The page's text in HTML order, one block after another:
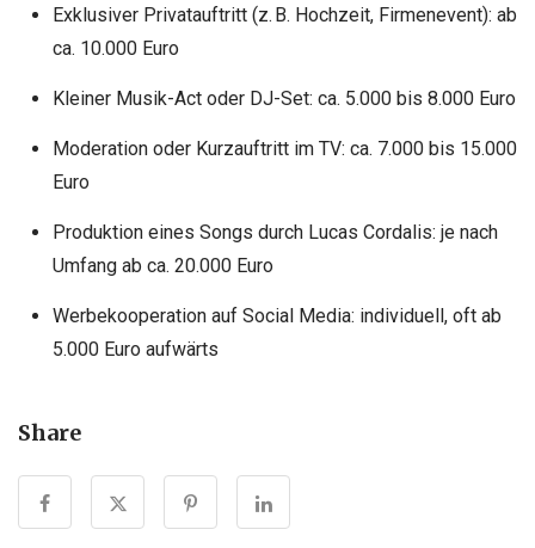
Exklusiver Privatauftritt (z. B. Hochzeit, Firmenevent): ab
ca. 10.000 Euro
Kleiner Musik-Act oder DJ-Set: ca. 5.000 bis 8.000 Euro
Moderation oder Kurzauftritt im TV: ca. 7.000 bis 15.000
Euro
Produktion eines Songs durch Lucas Cordalis: je nach
Umfang ab ca. 20.000 Euro
Werbekooperation auf Social Media: individuell, oft ab
5.000 Euro aufwärts
Share